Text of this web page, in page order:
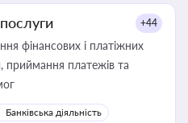
+44
фінансових і платіжних
Банківська діяльність